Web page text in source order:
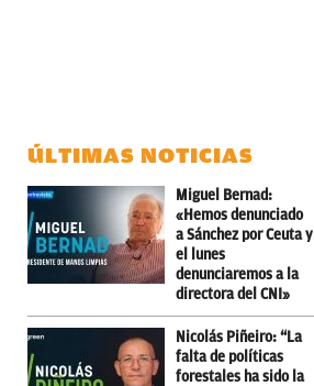
ÚLTIMAS NOTICIAS
Miguel Bernad:
«Hemos denunciado
a Sánchez por Ceuta y
el lunes
denunciaremos a la
directora del CNI»
Nicolás Piñeiro: “La
falta de políticas
forestales ha sido la